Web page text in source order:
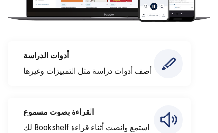
أدوات الدراسة
أضف أدوات دراسة مثل التمييزات وغيرها
القراءة بصوت مسموع
استمع وانصت أثناء قراءة Bookshelf لك